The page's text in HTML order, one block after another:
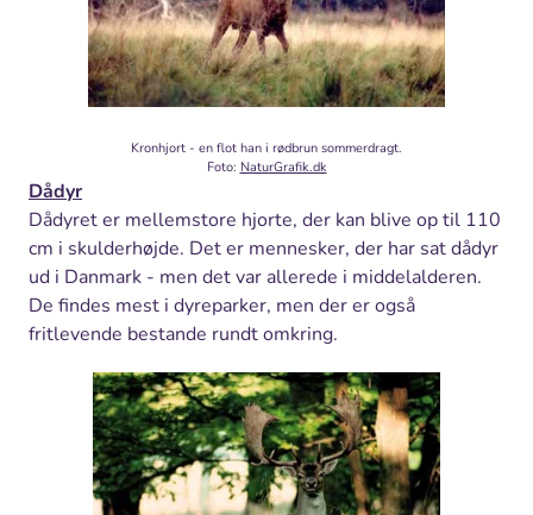
Kronhjort - en flot han i rødbrun sommerdragt.
Foto: NaturGrafik.dk
Dådyr
Dådyret er mellemstore hjorte, der kan blive op til 110
cm i skulderhøjde. Det er mennesker, der har sat dådyr
ud i Danmark - men det var allerede i middelalderen.
De findes mest i dyreparker, men der er også
fritlevende bestande rundt omkring.